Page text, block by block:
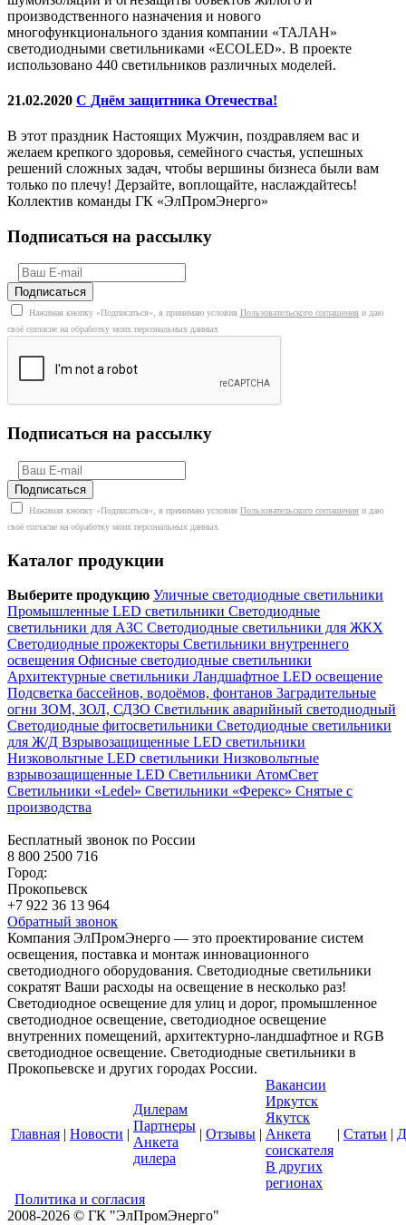
производственного назначения и нового
многофункционального здания компании «ТАЛАН»
светодиодными светильниками «ECOLED». В проекте
использовано 440 светильников различных моделей.
21.02.2020 С Днём защитника Отечества!
В этот праздник Настоящих Мужчин, поздравляем вас и
желаем крепкого здоровья, семейного счастья, успешных
решений сложных задач, чтобы вершины бизнеса были вам
только по плечу! Дерзайте, воплощайте, наслаждайтесь!
Коллектив команды ГК «ЭлПромЭнерго»
Подписаться на рассылку
Нажимая кнопку «Подписаться», я принимаю условия Пользовательского соглашения и даю
своё согласие на обработку моих персональных данных
Подписаться на рассылку
Нажимая кнопку «Подписаться», я принимаю условия Пользовательского соглашения и даю
своё согласие на обработку моих персональных данных
Каталог продукции
Выберите продукцию Уличные светодиодные светильники
Промышленные LED светильники Светодиодные
светильники для АЗС Светодиодные светильники для ЖКХ
Светодиодные прожекторы Светильники внутреннего
освещения Офисные светодиодные светильники
Архитектурные светильники Ландшафтное LED освещение
Подсветка бассейнов, водоёмов, фонтанов Заградительные
огни ЗОМ, ЗОЛ, СДЗО Светильник аварийный светодиодный
Светодиодные фитосветильники Светодиодные светильники
для Ж/Д Взрывозащищенные LED светильники
Низковольтные LED светильники Низковольтные
взрывозащищенные LED Светильники АтомСвет
Светильники «Ledel» Светильники «Ферекс» Снятые с
производства
Бесплатный звонок по России
8 800 2500 716
Город:
Прокопьевск
+7 922 36 13 964
Обратный звонок
Компания ЭлПромЭнерго — это проектирование систем
освещения, поставка и монтаж инновационного
светодиодного оборудования. Светодиодные светильники
сократят Ваши расходы на освещение в несколько раз!
Светодиодное освещение для улиц и дорог, промышленное
светодиодное освещение, светодиодное освещение
внутренних помещений, архитектурно-ландшафтное и RGB
светодиодное освещение. Светодиодные светильники в
Прокопьевске и других городах России.
Главная | Новости |
Дилерам
Партнеры
Анкета
дилера
| Отзывы |
Вакансии
Иркутск
Якутск
Анкета
соискателя
В других
регионах
| Статьи |
Политика и согласия
2008-2026 © ГК "ЭлПромЭнерго"